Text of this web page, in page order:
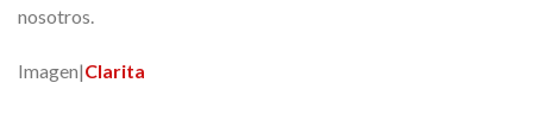
nosotros.
Imagen|Clarita